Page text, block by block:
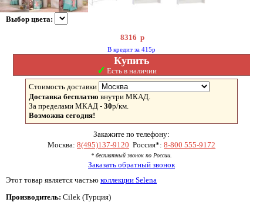
Выбор цвета:
8316 р
В кредит за 415р
Купить
✓ Есть в наличии
Стоимость доставки
Доставка бесплатно внутри МКАД.
За пределами МКАД - 30р/км.
Возможна сегодня!
Закажите по телефону:
Москва: 8(495)137-9120 Россия*: 8-800 555-9172
* бесплатный звонок по России.
Заказать обратный звонок
Этот товар является частью коллекции Selena
Производитель: Cilek (Турция)